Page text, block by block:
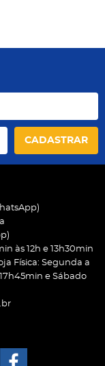
CADASTRAR
às 12h e 13h30min
Física: Segunda a
e Sábado